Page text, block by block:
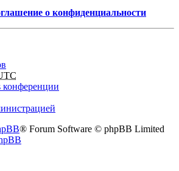
о конфиденциальности
конференции
® Forum Software © phpBB Limited